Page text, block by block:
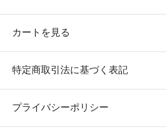
カートを見る
特定商取引法に基づく表記
プライバシーポリシー